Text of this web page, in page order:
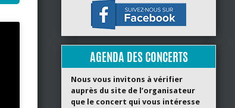
AGENDA DES CONCERTS
Nous vous invitons à vérifier
auprès du site de l’organisateur
que le concert qui vous intéresse